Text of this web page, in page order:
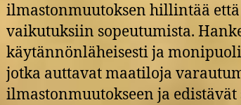
ilmastonmuutoksen hillintää
vaikutuksiin sopeutumista.
käytännönläheisesti ja
jotka auttavat maatiloja
ilmastonmuutokseen ja